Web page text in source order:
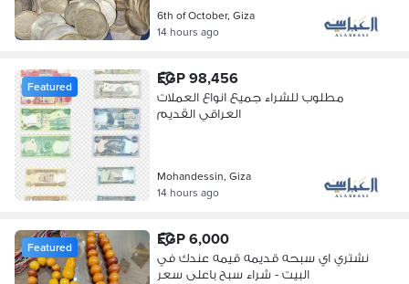
6th of October, Giza
14 hours ago
Featured EGP 98,456
مطلوب للشراء جميع انواع العملات
العراقي القديم
Mohandessin, Giza
14 hours ago
Featured EGP 6,000
نشتري اي سبحه قديمه قيمه عندك في
البيت - شراء سبح باعلى سعر